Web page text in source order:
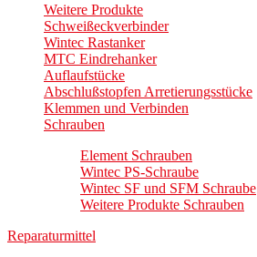
Weitere Produkte
Schweißeckverbinder
Wintec Rastanker
MTC Eindrehanker
Auflaufstücke
Abschlußstopfen Arretierungsstücke
Klemmen und Verbinden
Schrauben
Element Schrauben
Wintec PS-Schraube
Wintec SF und SFM Schraube
Weitere Produkte Schrauben
Reparaturmittel